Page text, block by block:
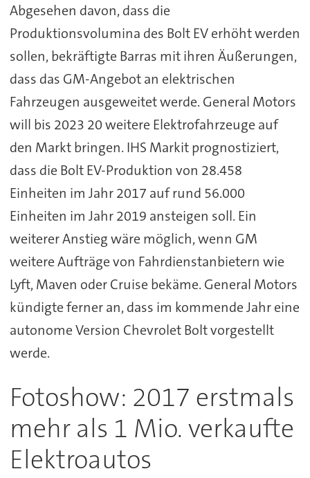
Abgesehen davon, dass die
Produktionsvolumina des Bolt EV erhöht werden
sollen, bekräftigte Barras mit ihren Äußerungen,
dass das GM-Angebot an elektrischen
Fahrzeugen ausgeweitet werde. General Motors
will bis 2023 20 weitere Elektrofahrzeuge auf
den Markt bringen. IHS Markit prognostiziert,
dass die Bolt EV-Produktion von 28.458
Einheiten im Jahr 2017 auf rund 56.000
Einheiten im Jahr 2019 ansteigen soll. Ein
weiterer Anstieg wäre möglich, wenn GM
weitere Aufträge von Fahrdienstanbietern wie
Lyft, Maven oder Cruise bekäme. General Motors
kündigte ferner an, dass im kommende Jahr eine
autonome Version Chevrolet Bolt vorgestellt
werde.
Fotoshow: 2017 erstmals
mehr als 1 Mio. verkaufte
Elektroautos